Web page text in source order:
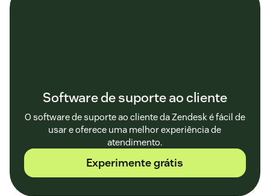
Software de suporte ao cliente
O software de suporte ao cliente da Zendesk é fácil de
usar e oferece uma melhor experiência de
atendimento.
Experimente grátis